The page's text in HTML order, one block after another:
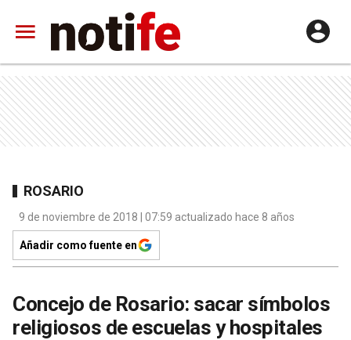
ROSARIO
9 de noviembre de 2018 | 07:59 actualizado hace 8 años
Añadir como fuente en
Concejo de Rosario: sacar símbolos
religiosos de escuelas y hospitales